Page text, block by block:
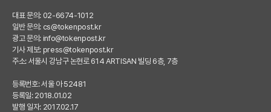
대표 문의: 02-6674-1012
일반 문의: cs@tokenpost.kr
광고 문의: info@tokenpost.kr
기사 제보: press@tokenpost.kr
주소: 서울시 강남구 논현로 614 ARTISAN 빌딩 6층, 7층
등록번호: 서울 아 52481
등록일: 2018.01.02
발행 일자: 2017.02.17